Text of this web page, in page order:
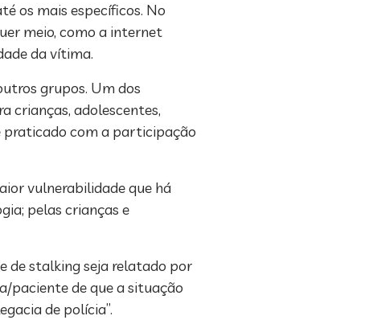
os mais específicos. No
meio, como a internet
da vítima.
grupos. Um dos
crianças, adolescentes,
praticado com a participação
vulnerabilidade que há
pelas crianças e
de stalking seja relatado por
paciente de que a situação
de polícia”.